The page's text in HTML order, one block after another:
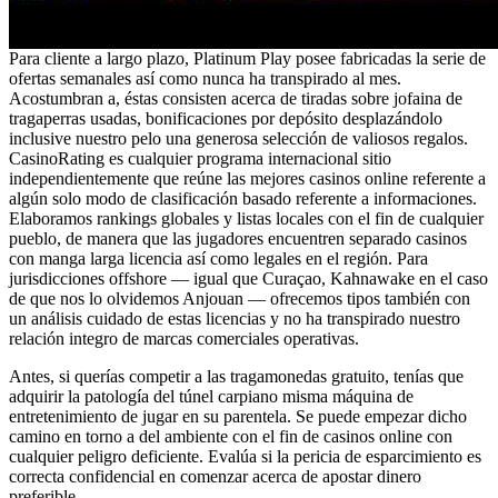
Para cliente a largo plazo, Platinum Play posee fabricadas la serie de
ofertas semanales así­ como nunca ha transpirado al mes.
Acostumbran a, éstas consisten acerca de tiradas sobre jofaina de
tragaperras usadas, bonificaciones por depósito desplazándolo
inclusive nuestro pelo una generosa selección de valiosos regalos.
CasinoRating es cualquier programa internacional sitio
independientemente que reúne las mejores casinos online referente a
algún solo modo de clasificación basado referente a informaciones.
Elaboramos rankings globales y listas locales con el fin de cualquier
pueblo, de manera que las jugadores encuentren separado casinos
con manga larga licencia así­ como legales en el región. Para
jurisdicciones offshore — igual que Curaçao, Kahnawake en el caso
de que nos lo olvidemos Anjouan — ofrecemos tipos también con
un análisis cuidado de estas licencias y no ha transpirado nuestro
relación integro de marcas comerciales operativas.
Antes, si querías competir a las tragamonedas gratuito, tenías que
adquirir la patologí­a del túnel carpiano misma máquina de
entretenimiento de jugar en su parentela. Se puede empezar dicho
camino en torno a del ambiente con el fin de casinos online con
cualquier peligro deficiente. Evalúa si la pericia de esparcimiento es
correcta confidencial en comenzar acerca de apostar dinero